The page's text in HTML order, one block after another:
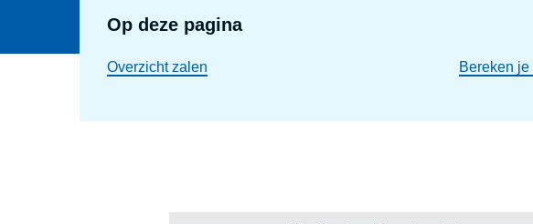
Op deze pagina
Overzicht zalen Bereken